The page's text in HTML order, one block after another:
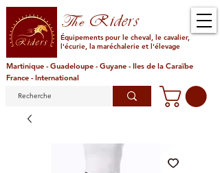
TheRiders
Équipements pour le cheval, le cavalier,
l'écurie, la maréchalerie et l'élevage
Martinique - Guadeloupe - Guyane - Iles de la Caraïbe
France - International